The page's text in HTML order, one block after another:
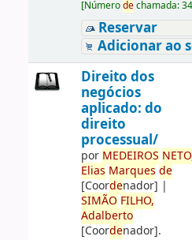
[Númerodechamada:
Reservar
Adicionar ao
Direito dos
negócios
aplicado: do
direito
processual/
por MEDEIROS
Elias Marques de
[Coordenador] |
SIMÃO FILHO,
Adalberto
[Coordenador].